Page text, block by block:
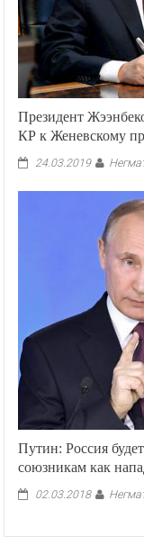
Президент
КР к Женевскому
24.03.2019
Путин: Россия
союзникам как
02.03.2018